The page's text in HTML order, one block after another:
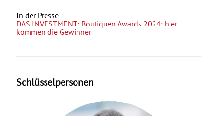
In der Presse
DAS INVESTMENT: Boutiquen Awards 2024: hier
kommen die Gewinner
Schlüsselpersonen